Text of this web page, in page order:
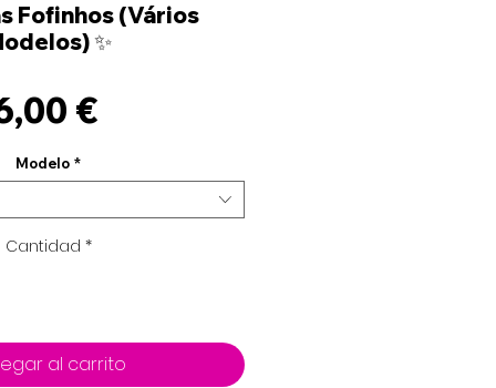
Fofinhos (Vários
✨
€
Modelo *
Cantidad *
al carrito